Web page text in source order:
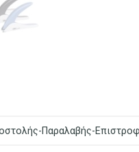
Παραλαβής-